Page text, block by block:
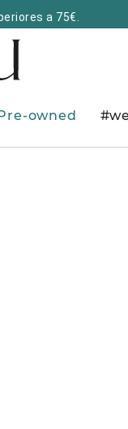
a 75€.
owned